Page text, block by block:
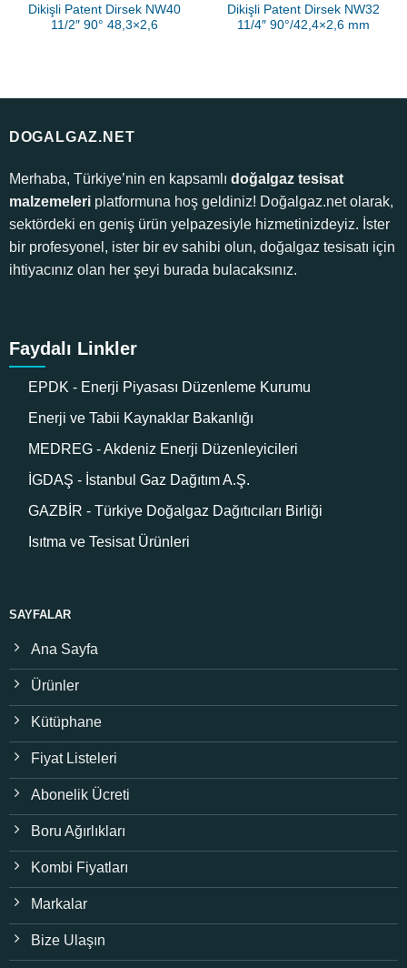
Dikişli Patent Dirsek NW40
11/2″ 90° 48,3×2,6
Dikişli Patent Dirsek NW32
11/4″ 90°/42,4×2,6 mm
DOGALGAZ.NET
Merhaba, Türkiye’nin en kapsamlı doğalgaz tesisat
malzemeleriplatformuna hoş geldiniz! Doğalgaz.net olarak,
sektördeki en geniş ürün yelpazesiyle hizmetinizdeyiz. İster
bir profesyonel, ister bir ev sahibi olun, doğalgaz tesisatı için
ihtiyacınız olan her şeyi burada bulacaksınız.
Faydalı Linkler
EPDK - Enerji Piyasası Düzenleme Kurumu
Enerji ve Tabii Kaynaklar Bakanlığı
MEDREG - Akdeniz Enerji Düzenleyicileri
İGDAŞ - İstanbul Gaz Dağıtım A.Ş.
GAZBİR - Türkiye Doğalgaz Dağıtıcıları Birliği
Isıtma ve Tesisat Ürünleri
SAYFALAR
Ana Sayfa
Ürünler
Kütüphane
Fiyat Listeleri
Abonelik Ücreti
Boru Ağırlıkları
Kombi Fiyatları
Markalar
Bize Ulaşın